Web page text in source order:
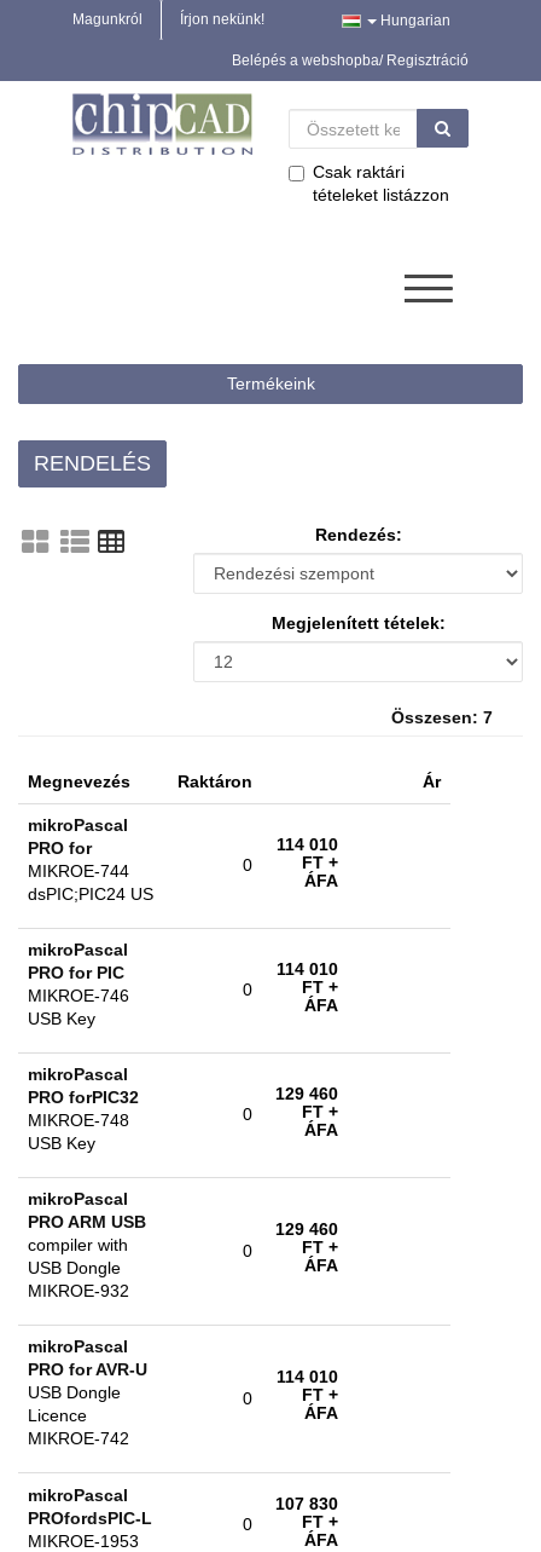
Magunkról Írjon nekünk! Hungarian
Belépés a webshopba/ Regisztráció
Csak raktári
tételeket listázzon
Termékeink
RENDELÉS
Rendezés:
Megjelenített tételek:
Összesen: 7
Megnevezés Raktáron Ár
mikroPascal
PRO for
MIKROE-744
dsPIC;PIC24 US
0
114 010
FT +
ÁFA
mikroPascal
PRO for PIC
MIKROE-746
USB Key
0
114 010
FT +
ÁFA
mikroPascal
PRO forPIC32
MIKROE-748
USB Key
0
129 460
FT +
ÁFA
mikroPascal
PRO ARM USB
compiler with
USB Dongle
MIKROE-932
0
129 460
FT +
ÁFA
mikroPascal
PRO for AVR-U
USB Dongle
Licence
MIKROE-742
0
114 010
FT +
ÁFA
mikroPascal
PROfordsPIC-L
MIKROE-1953
0
107 830
FT +
ÁFA